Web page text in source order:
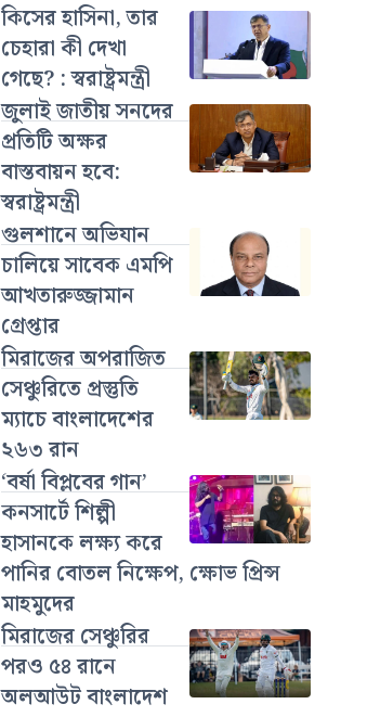
কিসের হাসিনা, তার
চেহারা কী দেখা
গেছে? : স্বরাষ্ট্রমন্ত্রী
জুলাই জাতীয় সনদের
প্রতিটি অক্ষর
বাস্তবায়ন হবে:
স্বরাষ্ট্রমন্ত্রী
গুলশানে অভিযান
চালিয়ে সাবেক এমপি
আখতারুজ্জামান
গ্রেপ্তার
মিরাজের অপরাজিত
সেঞ্চুরিতে প্রস্তুতি
ম্যাচে বাংলাদেশের
২৬৩ রান
‘বর্ষা বিপ্লবের গান’
কনসার্টে শিল্পী
হাসানকে লক্ষ্য করে
পানির বোতল নিক্ষেপ, ক্ষোভ প্রিন্স
মাহমুদের
মিরাজের সেঞ্চুরির
পরও ৫৪ রানে
অলআউট বাংলাদেশ